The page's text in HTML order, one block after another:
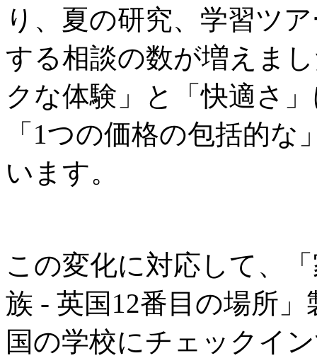
り、夏の研究、学習ツ
する相談の数が増えま
クな体験」と「快適さ
「1つの価格の包括的
います。
この変化に対応して、
族 - 英国12番目の場所
国の学校にチェックイ